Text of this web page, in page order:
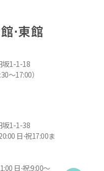
⋅東館
坂1-1-18
～17:00）
坂1-1-38
日⋅祝17:00ま
日⋅祝:9:00～